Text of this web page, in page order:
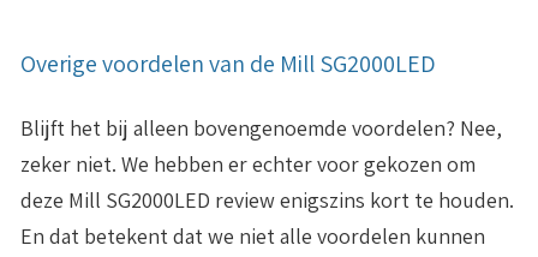
Overige voordelen van de Mill SG2000LED
Blijft het bij alleen bovengenoemde voordelen? Nee,
zeker niet. We hebben er echter voor gekozen om
deze Mill SG2000LED review enigszins kort te houden.
En dat betekent dat we niet alle voordelen kunnen